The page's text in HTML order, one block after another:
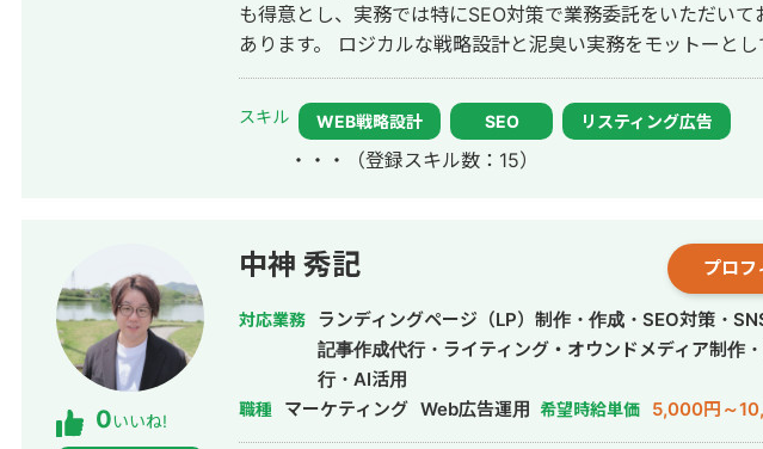
も得意とし、実務では特にSEO対策で業務委託をいただいて
あります。 ロジカルな戦略設計と泥臭い実務をモットーとしてい
歴］ 13年間名古屋にあるWEBシステム会社に勤務し、2020
代は、SE兼マーケター⇒事業責任者⇒代表というキャリアを
パラというナイトレジャーのサイトをSEとして開発し、自ら
ケターを務めました。 0→1、1→100の両方を経験し、月間１
タルサイト：SEO＆グロース ⇒https://freelance-
meikan.com/freelance/388/blog/472 ・美容ECサイト：3ヶ
倍、昨対売上24%増 ⇒https://freelance-
meikan.com/freelance/388/blog/474 ・特化型ポータルサイ
キーワードを1～2ページ目まで上昇 ⇒https://freelance-
meikan.com/freelance/388/blog/473 ・SIerのオウンドメデ
スキル WEB戦略設計 SEO リスティング広告
・・・ （登録スキル数：15）
0いいね!
中神 秀記 プロフ
対応業務
ランディングページ（LP）制作・作成・SEO対策・
記事作成代行・ライティング・オウンドメディア制作
行・AI活用
職種 マーケティング Web広告運用 希望時給単価 5,000円～